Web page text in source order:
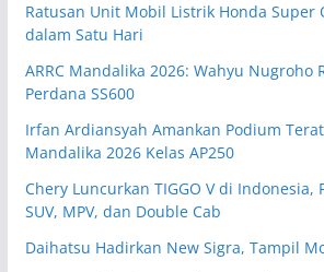
Ratusan Unit Mobil Listrik Honda Super
dalam Satu Hari
ARRC Mandalika 2026: Wahyu Nugroho
Perdana SS600
Irfan Ardiansyah Amankan Podium
Mandalika 2026 Kelas AP250
Chery Luncurkan TIGGO V di Indonesia,
SUV, MPV, dan Double Cab
Daihatsu Hadirkan New Sigra, Tampil